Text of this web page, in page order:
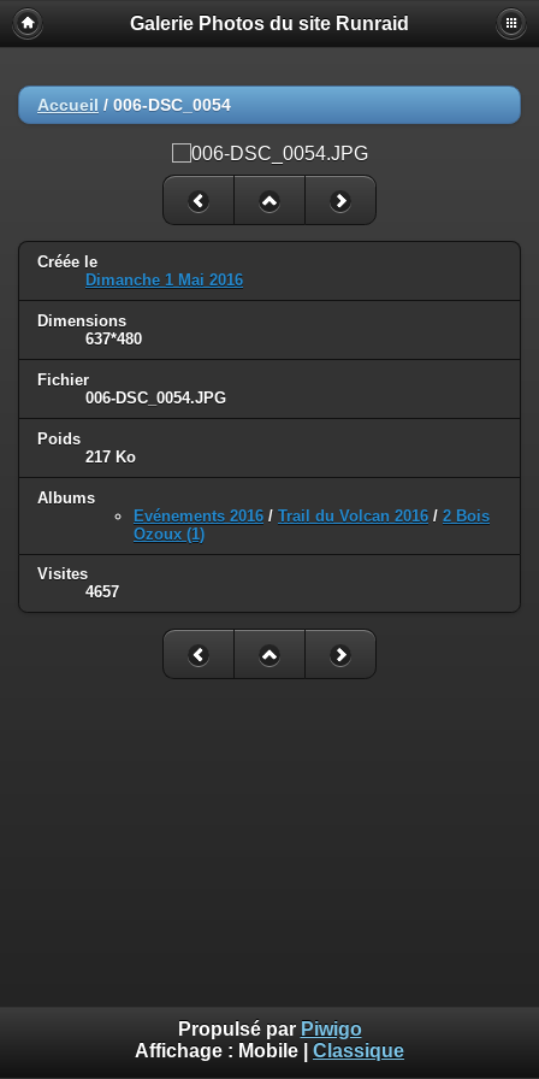
Galerie Photos du site Runraid
Accueil / 006-DSC_0054
Créée le
Dimanche 1 Mai 2016
Dimensions
637*480
Fichier
006-DSC_0054.JPG
Poids
217 Ko
Albums
Evénements 2016 / Trail du Volcan 2016 / 2 Bois
Ozoux (1)
Visites
4657
Propulsé par Piwigo
Affichage : Mobile Classique